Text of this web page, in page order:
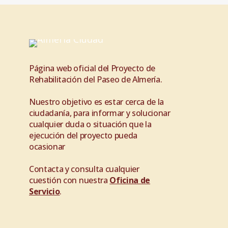
Página web oficial del Proyecto de
Rehabilitación del Paseo de Almería.
Nuestro objetivo es estar cerca de la
ciudadanía, para informar y solucionar
cualquier duda o situación que la
ejecución del proyecto pueda
ocasionar
Contacta y consulta cualquier
cuestión con nuestra Oficina de
Servicio.